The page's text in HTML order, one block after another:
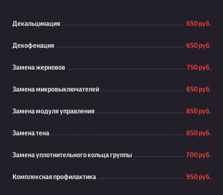
Декальцинация 650 руб.
Декофенация 650 руб.
Замена жерновов 750 руб.
Замена микровыключателей 650 руб.
Замена модуля управления 850 руб.
Замена тена 850 руб.
Замена уплотнительного кольца группы 700 руб.
Комплексная профилактика 950 руб.